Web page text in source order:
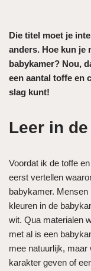
Die titel moet je
anders. Hoe kun je
babykamer? Nou,
een aantal toffe en
slag kunt!
Leer in
Voordat ik de toffe
eerst vertellen
babykamer.
kleuren in de
wit. Qua materialen
met al is een
mee natuurlijk,
karakter geven of